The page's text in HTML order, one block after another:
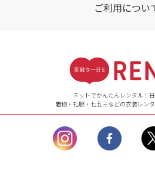
ご利用につい
【ご注文（インターネット）】
24時間年中無休
【お問い合わせ窓口（メー
ル）】10:00~17:00
土曜日、日曜日、臨
時休業日を除く。
営業時間外にいただ
ネットでかんたんレンタル！
着物・礼服・七五三などの衣装レン